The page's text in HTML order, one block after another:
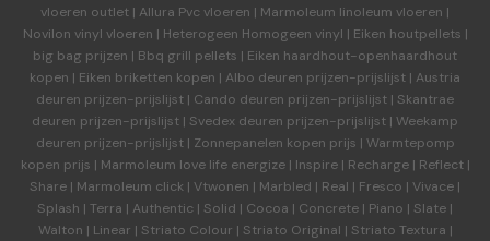
vloeren outlet | Allura Pvc vloeren | Marmoleum linoleum vloeren |
Novilon vinyl vloeren | Heterogeen Homogeen vinyl | Eiken houtpellets |
big bag prijzen | Bbq grill pellets | Eiken haardhout-openhaardhout
kopen | Eiken briketten kopen | Albo deuren prijzen-prijslijst | Austria
deuren prijzen-prijslijst | Cando deuren prijzen-prijslijst | Skantrae
deuren prijzen-prijslijst | Svedex deuren prijzen-prijslijst | Weekamp
deuren prijzen-prijslijst| Zonnepanelen kopen prijs | Warmtepomp
kopen prijs | Marmoleum love life energize| Inspire| Recharge| Reflect|
Share | Marmoleum click | Vtwonen | Marbled | Real | Fresco | Vivace |
Splash | Terra | Authentic | Solid | Cocoa | Concrete | Piano | Slate |
Walton | Linear | Striato Colour | Striato Original | Striato Textura |